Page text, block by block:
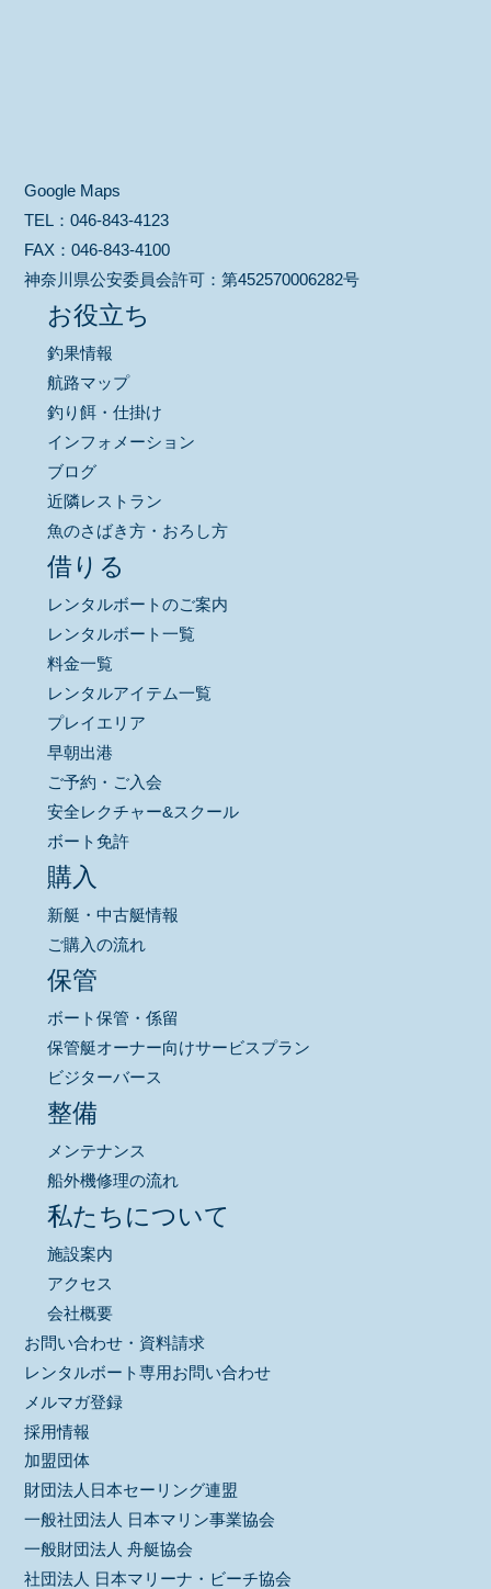
Google Maps
TEL：046-843-4123
FAX：046-843-4100
神奈川県公安委員会許可：第452570006282号
お役立ち
釣果情報
航路マップ
釣り餌・仕掛け
インフォメーション
ブログ
近隣レストラン
魚のさばき方・おろし方
借りる
レンタルボートのご案内
レンタルボート一覧
料金一覧
レンタルアイテム一覧
プレイエリア
早朝出港
ご予約・ご入会
安全レクチャー&スクール
ボート免許
購入
新艇・中古艇情報
ご購入の流れ
保管
ボート保管・係留
保管艇オーナー向けサービスプラン
ビジターバース
整備
メンテナンス
船外機修理の流れ
私たちについて
施設案内
アクセス
会社概要
お問い合わせ・資料請求
レンタルボート専用お問い合わせ
メルマガ登録
採用情報
加盟団体
財団法人日本セーリング連盟
一般社団法人 日本マリン事業協会
一般財団法人 舟艇協会
社団法人 日本マリーナ・ビーチ協会